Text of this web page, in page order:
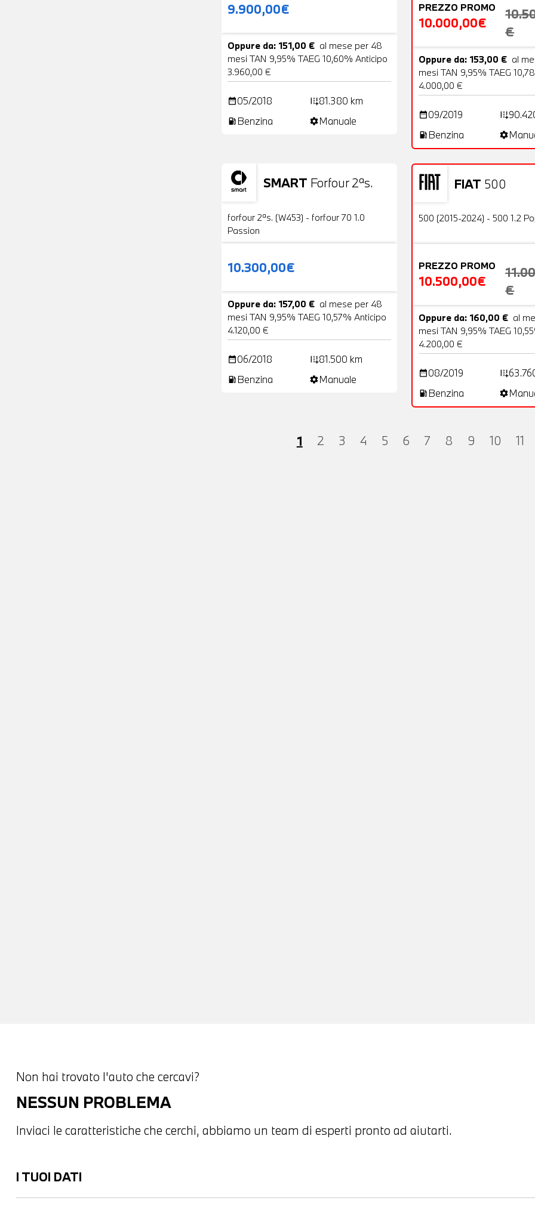
9.900,00€
Oppure da: 151,00 € al mese per 48
mesi TAN 9,95% TAEG 10,60% Anticipo
3.960,00 €
date_range05/2018 add_road81.380 km
local_gas_station Benzina settingsManuale
PREZZO PROMO
10.000,00€
€
Oppure da: 153,00 € al
mesi TAN 9,95% TAEG
4.000,00 €
date_range09/2019 add_road
local_gas_station Benzina settings
SMART Forfour 2ªs.
Usato 19 Foto
forfour 2ªs. (W453) - forfour 70 1.0
Passion
10.300,00€
Oppure da: 157,00 € al mese per 48
mesi TAN 9,95% TAEG 10,57% Anticipo
4.120,00 €
date_range06/2018 add_road81.500 km
local_gas_station Benzina settingsManuale
FIAT 500
OFFERTA
Usato
500 (2015-2024) - 500 1.2
PREZZO PROMO
10.500,00€
€
Oppure da: 160,00 € al
mesi TAN 9,95% TAEG
4.200,00 €
date_range08/2019 add_road
local_gas_station Benzina settings
1 2 3 4 5 6 7 8 9 10 11
Non hai trovato l'auto che cercavi?
NESSUN PROBLEMA
Inviaci le caratteristiche che cerchi, abbiamo un team di esperti pronto ad aiutarti.
I TUOI DATI